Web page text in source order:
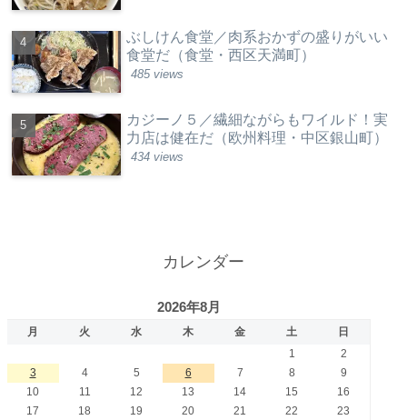
ぶしけん食堂／肉系おかずの盛りがいい
食堂だ（食堂・西区天満町）
485 views
カジーノ５／繊細ながらもワイルド！実
力店は健在だ（欧州料理・中区銀山町）
434 views
カレンダー
2026年8月
月 火 水 木 金 土
日
1
2
3
4 5 6 7 8
9
10
11 12 13 14 15
16
17
18 19 20 21 22
23